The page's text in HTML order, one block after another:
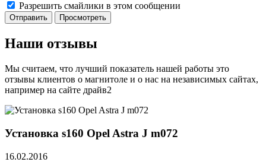
Разрешить смайлики в этом сообщении
Наши отзывы
Мы считаем, что лучший показатель нашей работы это
отзывы клиентов о магнитоле и о нас на независимых сайтах,
например на сайте драйв2
Установка s160 Opel Astra J m072
16.02.2016